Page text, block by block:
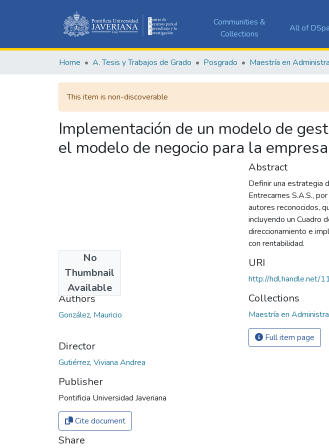
Communities &
Collections
All of
Home A. Tesis y Trabajos de Grado Posgrado
This item is non-discoverable
Implementación de un modelo de
el modelo de negocio para la
No
Thumbnail
Available
2020
Authors
González, Mauricio
Director
Gutiérrez, Viviana Andrea
Publisher
Pontificia Universidad Javeriana
Cite document
Share
Abstract
Definir una estrategia
Entrecarnes S.A.S.,
autores reconocidos,
incluyendo un Cuadro
direccionamiento e
con rentabilidad.
URI
http://hdl.handle.net/
Collections
Maestría en
Full item page